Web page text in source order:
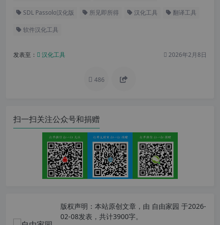
SDL Passolo汉化版 所见即所得 汉化工具 翻译工具
软件汉化工具
发表至： 汉化工具 2026年2月8日
486
扫一扫关注公众号和捐赠
版权声明： 本站原创文章，由 自由家园 于2026-
02-08发表，共计3900字。